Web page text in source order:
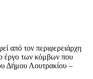
από τον περιφερειάρχη
έργο των κόμβων που
Δήμου Λουτρακίου –